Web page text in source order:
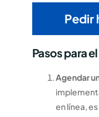
Pedir
Pasos para
Agendar
en línea,